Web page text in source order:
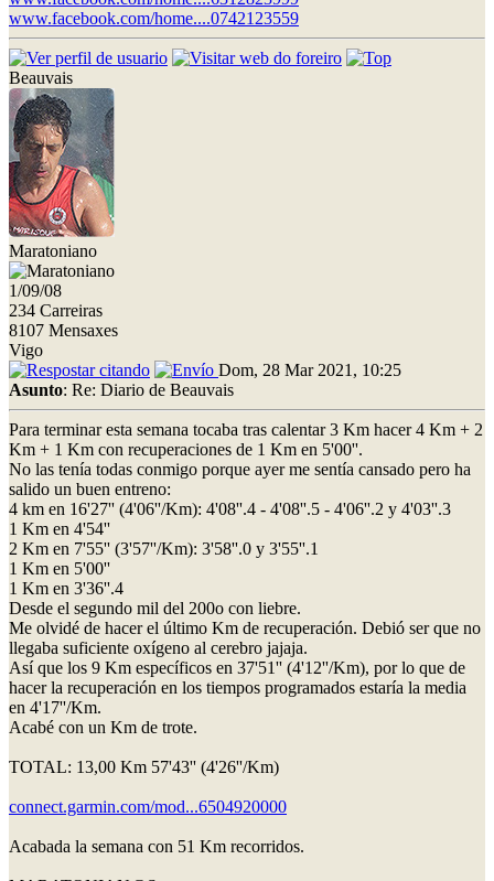
www.facebook.com/home....0742123559
Beauvais
Maratoniano
1/09/08
234 Carreiras
8107 Mensaxes
Vigo
Dom, 28 Mar 2021, 10:25
Asunto: Re: Diario de Beauvais
Para terminar esta semana tocaba tras calentar 3 Km hacer 4 Km + 2
Km + 1 Km con recuperaciones de 1 Km en 5'00''.
No las tenía todas conmigo porque ayer me sentía cansado pero ha
salido un buen entreno:
4 km en 16'27'' (4'06''/Km): 4'08''.4 - 4'08''.5 - 4'06''.2 y 4'03''.3
1 Km en 4'54''
2 Km en 7'55'' (3'57''/Km): 3'58''.0 y 3'55''.1
1 Km en 5'00''
1 Km en 3'36''.4
Desde el segundo mil del 200o con liebre.
Me olvidé de hacer el último Km de recuperación. Debió ser que no
llegaba suficiente oxígeno al cerebro jajaja.
Así que los 9 Km específicos en 37'51'' (4'12''/Km), por lo que de
hacer la recuperación en los tiempos programados estaría la media
en 4'17''/Km.
Acabé con un Km de trote.
TOTAL: 13,00 Km 57'43'' (4'26''/Km)
connect.garmin.com/mod...6504920000
Acabada la semana con 51 Km recorridos.